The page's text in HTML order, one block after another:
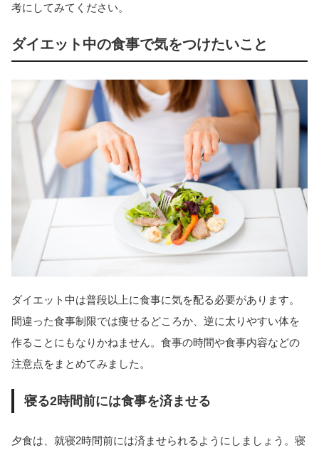
考にしてみてください。
ダイエット中の食事で気をつけたいこと
ダイエット中は普段以上に食事に気を配る必要があります。
間違った食事制限では痩せるどころか、逆に太りやすい体を
作ることにもなりかねません。食事の時間や食事内容などの
注意点をまとめてみました。
寝る2時間前には食事を済ませる
夕食は、就寝2時間前には済ませられるようにしましょう。寝